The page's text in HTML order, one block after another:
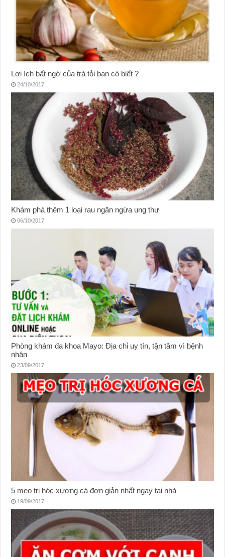
Lợi ích bất ngờ của trà tỏi bạn có biết ?
24/10/2017
Khám phá thêm 1 loại rau ngăn ngừa ung thư
06/10/2017
Phòng khám đa khoa Mayo: Địa chỉ uy tín, tận tâm vì bệnh
nhân
23/09/2017
5 mẹo trị hóc xương cá đơn giản nhất ngay tại nhà
19/09/2017